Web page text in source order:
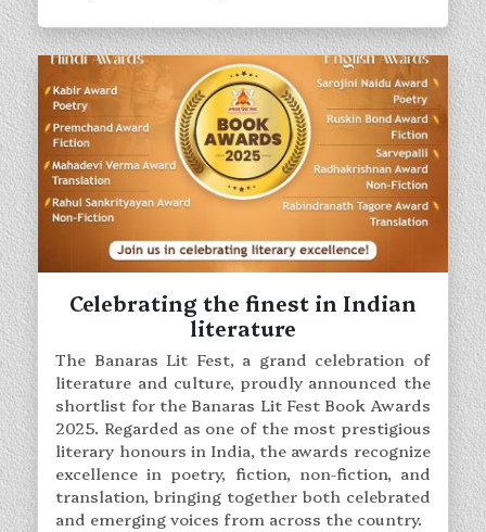
Celebrating the finest in Indian
literature
The Banaras Lit Fest, a grand celebration of
literature and culture, proudly announced the
shortlist for the Banaras Lit Fest Book Awards
2025. Regarded as one of the most prestigious
literary honours in India, the awards recognize
excellence in poetry, fiction, non-fiction, and
translation, bringing together both celebrated
and emerging voices from across the country.